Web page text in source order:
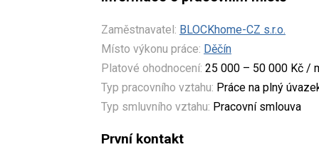
Zaměstnavatel: BLOCKhome-CZ s.r.o.
Místo výkonu práce: Děčín
Platové ohodnocení: 25 000 – 50 000 Kč /
Typ pracovního vztahu: Práce na plný
Typ smluvního vztahu: Pracovní smlouva
První kontakt